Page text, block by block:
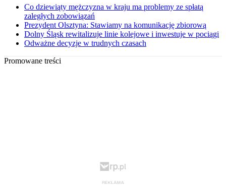
Co dziewiąty mężczyzna w kraju ma problemy ze spłatą
zaległych zobowiązań
Prezydent Olsztyna: Stawiamy na komunikację zbiorową
Dolny Śląsk rewitalizuje linie kolejowe i inwestuje w pociągi
Odważne decyzje w trudnych czasach
Promowane treści